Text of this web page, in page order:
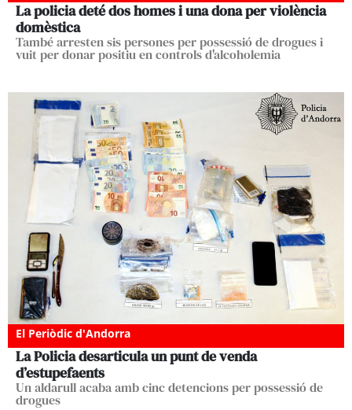
La policia deté dos homes i una dona per violència
domèstica
També arresten sis persones per possessió de drogues i
vuit per donar positiu en controls d'alcoholemia
El Periòdic d'Andorra
La Policia desarticula un punt de venda
d’estupefaents
Un aldarull acaba amb cinc detencions per possessió de
drogues